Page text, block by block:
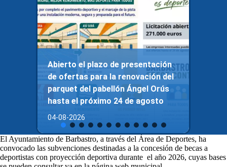
Abierto el plazo de presentación
de ofertas para la renovación del
parquet del pabellón Ángel Orús
hasta el próximo 24 de agosto
04-08-2026
El Ayuntamiento de Barbastro, a través del Área de Deportes, ha
convocado las subvenciones destinadas a la concesión de becas a
deportistas con proyección deportiva durante el año 2026, cuyas bases